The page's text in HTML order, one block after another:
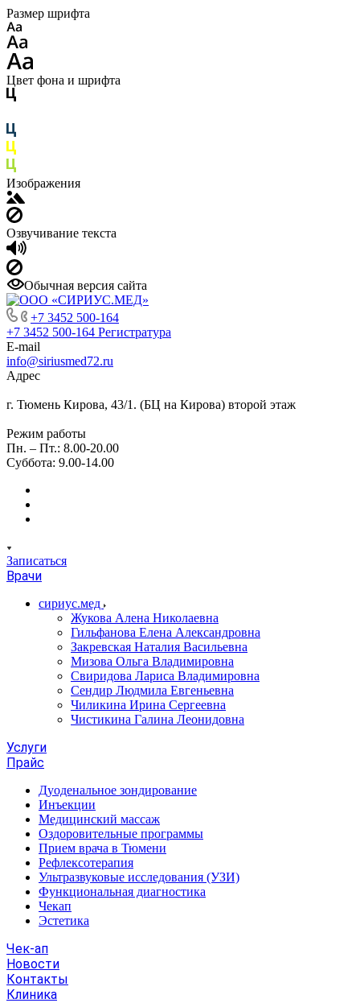
Размер шрифта
Цвет фона и шрифта
Изображения
Озвучивание текста
Обычная версия сайта
+7 3452 500-164
+7 3452 500-164 Регистратура
E-mail
info@siriusmed72.ru
Адрес
г. Тюмень Кирова, 43/1. (БЦ на Кирова) второй этаж
Режим работы
Пн. – Пт.: 8.00-20.00
Суббота: 9.00-14.00
Записаться
Врачи
сириус.мед
Жукова Алена Николаевна
Гильфанова Елена Александровна
Закревская Наталия Васильевна
Мизова Ольга Владимировна
Свиридова Лариса Владимировна
Сендир Людмила Евгеньевна
Чиликина Ирина Сергеевна
Чистикина Галина Леонидовна
Услуги
Прайс
Дуоденальное зондирование
Инъекции
Медицинский массаж
Оздоровительные программы
Прием врача в Тюмени
Рефлексотерапия
Ультразвуковые исследования (УЗИ)
Функциональная диагностика
Чекап
Эстетика
Чек-ап
Новости
Контакты
Клиника